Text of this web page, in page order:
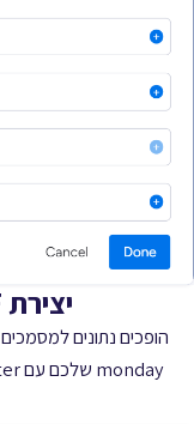
יצירת PDF דינמיים בקליק
monday שלכם עם FillFaster. כי מגיע לכם לעבוד פשוט וחכם יותר.